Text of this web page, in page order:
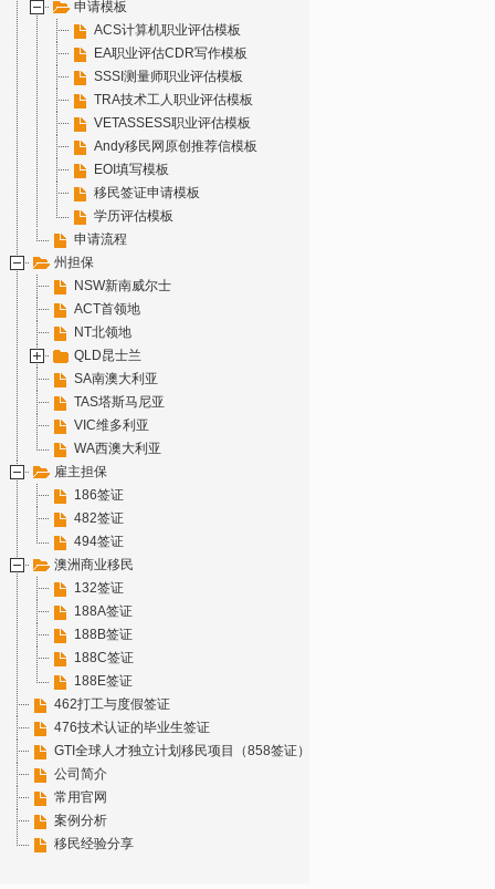
申请模板
ACS计算机职业评估模板
EA职业评估CDR写作模板
SSSI测量师职业评估模板
TRA技术工人职业评估模板
VETASSESS职业评估模板
Andy移民网原创推荐信模板
EOI填写模板
移民签证申请模板
学历评估模板
申请流程
州担保
NSW新南威尔士
ACT首领地
NT北领地
QLD昆士兰
SA南澳大利亚
TAS塔斯马尼亚
VIC维多利亚
WA西澳大利亚
雇主担保
186签证
482签证
494签证
澳洲商业移民
132签证
188A签证
188B签证
188C签证
188E签证
462打工与度假签证
476技术认证的毕业生签证
GTI全球人才独立计划移民项目（858签证）
公司简介
常用官网
案例分析
移民经验分享